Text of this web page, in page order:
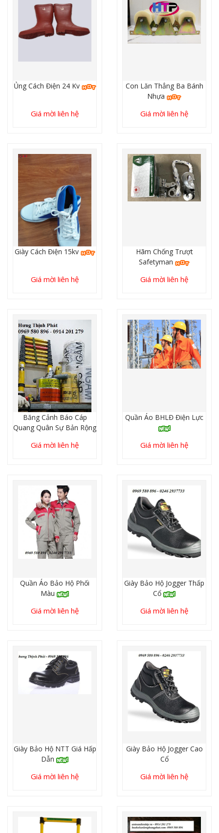
Ủng Cách Điện 24 Kv
Giá mời liên hệ
Con Lăn Thẳng Ba Bánh
Nhựa
Giá mời liên hệ
Giày Cách Điện 15kv
Giá mời liên hệ
Hãm Chống Trượt
Safetyman
Giá mời liên hệ
Băng Cảnh Báo Cáp
Quang Quân Sự Bản Rộng
Giá mời liên hệ
Quần Áo BHLĐ Điện Lực
Giá mời liên hệ
Quần Áo Bảo Hộ Phối
Màu
Giá mời liên hệ
Giày Bảo Hộ Jogger Thấp
Cổ
Giá mời liên hệ
Giày Bảo Hộ NTT Giá Hấp
Dẫn
Giá mời liên hệ
Giày Bảo Hộ Jogger Cao
Cổ
Giá mời liên hệ